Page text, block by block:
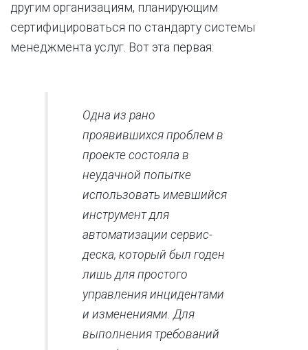
другим организациям, планирующим
сертифицироваться по стандарту системы
менеджмента услуг. Вот эта первая:
Одна из рано
проявившихся проблем в
проекте состояла в
неудачной попытке
использовать имевшийся
инструмент для
автоматизации сервис-
деска, который был годен
лишь для простого
управления инцидентами
и изменениями. Для
выполнения требований